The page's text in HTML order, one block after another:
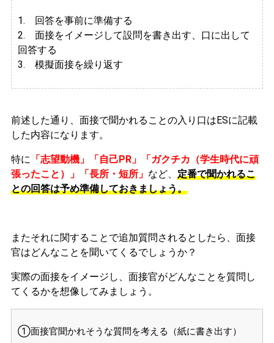
1. 回答を事前に準備する
2. 面接をイメージして設問を書き出す、口に出して
回答する
3. 模擬面接を繰り返す
前述した通り、面接で聞かれることの入り口はESに記載
した内容になります。
特に 「志望動機」「自己PR」「ガクチカ（学生時代に頑
張ったこと）」「長所・短所」 など、 定番で聞かれるこ
との回答は予め準備しておきましょう。
またそれに関することで追加質問されるとしたら、面接
官はどんなことを聞いてくるでしょうか？
実際の面接をイメージし、面接官がどんなことを質問し
てくるかを想像してみましょう。
①面接官聞かれそうな質問を考える（紙に書き出す）